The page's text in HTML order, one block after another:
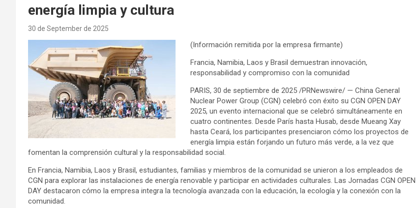
energía limpia y cultura
30 de September de 2025
(Información remitida por la empresa firmante)
Francia, Namibia, Laos y Brasil demuestran innovación,
responsabilidad y compromiso con la comunidad
PARIS, 30 de septiembre de 2025 /PRNewswire/ — China General
Nuclear Power Group (CGN) celebró con éxito su CGN OPEN DAY
2025, un evento internacional que se celebró simultáneamente en
cuatro continentes. Desde París hasta Husab, desde Mueang Xay
hasta Ceará, los participantes presenciaron cómo los proyectos de
energía limpia están forjando un futuro más verde, a la vez que
fomentan la comprensión cultural y la responsabilidad social.
En Francia, Namibia, Laos y Brasil, estudiantes, familias y miembros de la comunidad se unieron a los empleados de
CGN para explorar las instalaciones de energía renovable y participar en actividades culturales. Las Jornadas CGN OPEN
DAY destacaron cómo la empresa integra la tecnología avanzada con la educación, la ecología y la conexión con la
comunidad.